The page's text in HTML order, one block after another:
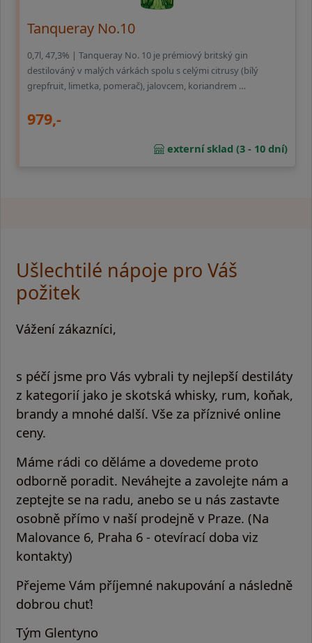
Tanqueray No.10
0,7l, 47,3% | Tanqueray No. 10 je prémiový britský gin
destilováný v malých várkách spolu s celými citrusy (bílý
grepfruit, limetka, pomerač), jalovcem, koriandrem …
979,-
externí sklad (3 - 10 dní)
Ušlechtilé nápoje pro Váš
požitek
Vážení zákazníci,
s péčí jsme pro Vás vybrali ty nejlepší destiláty
z kategorií jako je skotská whisky, rum, koňak,
brandy a mnohé další. Vše za příznivé online
ceny.
Máme rádi co děláme a dovedeme proto
odborně poradit. Neváhejte a zavolejte nám a
zeptejte se na radu, anebo se u nás zastavte
osobně přímo v naší prodejně v Praze. (Na
Malovance 6, Praha 6 - otevírací doba viz
kontakty)
Přejeme Vám příjemné nakupování a následně
dobrou chuť!
Tým Glentyno